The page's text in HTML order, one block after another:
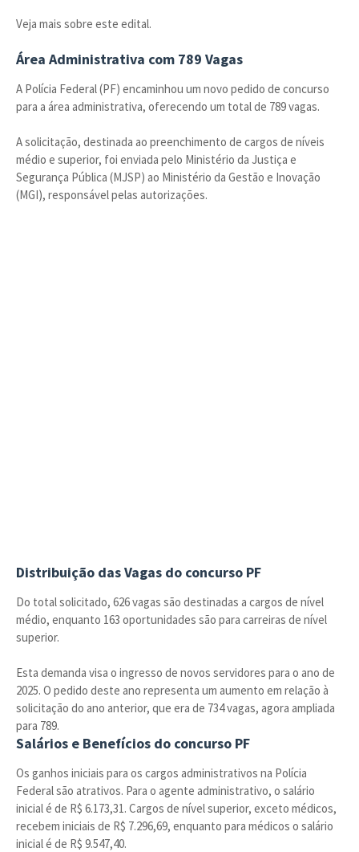
Veja mais sobre este edital.
Área Administrativa com 789 Vagas
A Polícia Federal (PF) encaminhou um novo pedido de concurso
para a área administrativa, oferecendo um total de 789 vagas.
A solicitação, destinada ao preenchimento de cargos de níveis
médio e superior, foi enviada pelo Ministério da Justiça e
Segurança Pública (MJSP) ao Ministério da Gestão e Inovação
(MGI), responsável pelas autorizações.
Distribuição das Vagas do concurso PF
Do total solicitado, 626 vagas são destinadas a cargos de nível
médio, enquanto 163 oportunidades são para carreiras de nível
superior.
Esta demanda visa o ingresso de novos servidores para o ano de
2025. O pedido deste ano representa um aumento em relação à
solicitação do ano anterior, que era de 734 vagas, agora ampliada
para 789.
Salários e Benefícios do concurso PF
Os ganhos iniciais para os cargos administrativos na Polícia
Federal são atrativos. Para o agente administrativo, o salário
inicial é de R$ 6.173,31. Cargos de nível superior, exceto médicos,
recebem iniciais de R$ 7.296,69, enquanto para médicos o salário
inicial é de R$ 9.547,40.